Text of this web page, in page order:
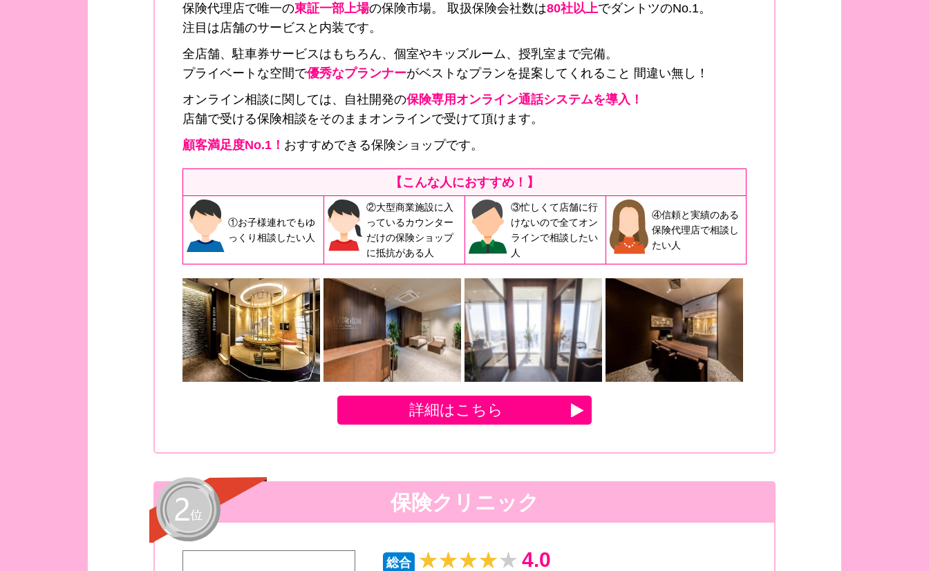
保険代理店で唯一の東証一部上場の保険市場。 取扱保険会社数は80社以上でダントツのNo.1。
注目は店舗のサービスと内装です。
全店舗、駐車券サービスはもちろん、個室やキッズルーム、授乳室まで完備。
プライベートな空間で優秀なプランナーがベストなプランを提案してくれること 間違い無し！
オンライン相談に関しては、自社開発の保険専用オンライン通話システムを導入！
店舗で受ける保険相談をそのままオンラインで受けて頂けます。
顧客満足度No.1！ おすすめできる保険ショップです。
【こんな人におすすめ！】
①お子様連れでもゆ
っくり相談したい人
②大型商業施設に入
っているカウンター
だけの保険ショップ
に抵抗がある人
③忙しくて店舗に行
けないので全てオン
ラインで相談したい
人
④信頼と実績のある
保険代理店で相談し
たい人
詳細はこちら
保険クリニック
総合 ★★★★★
★★★★★ 4.0